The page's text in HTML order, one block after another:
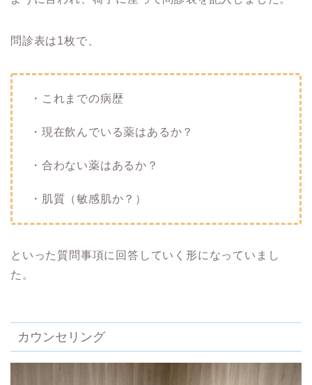
問診表は1枚で、
・これまでの病歴
・現在飲んでいる薬はあるか？
・合わない薬はあるか？
・肌質（敏感肌か？）
といった質問事項に回答していく形になっていまし
た。
カウンセリング